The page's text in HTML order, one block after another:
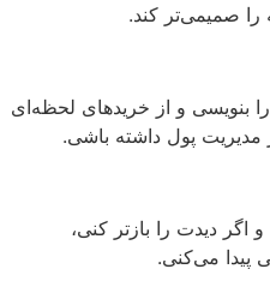
را صمیمی‌تر کند.
بنویسی و از خریدهای لحظه‌ای
مدیریت پول داشته باشی.
دیدت را بازتر کنی،
پیدا می‌کنی.